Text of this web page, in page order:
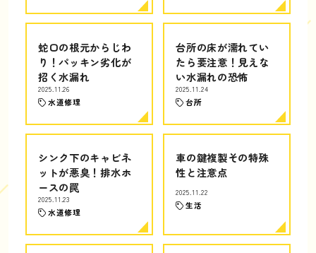
蛇口の根元からじわ
り！パッキン劣化が
招く水漏れ
2025.11.26
水道修理
台所の床が濡れてい
たら要注意！見えな
い水漏れの恐怖
2025.11.24
台所
シンク下のキャビネ
ットが悪臭！排水ホ
ースの罠
2025.11.23
水道修理
車の鍵複製その特殊
性と注意点
2025.11.22
生活